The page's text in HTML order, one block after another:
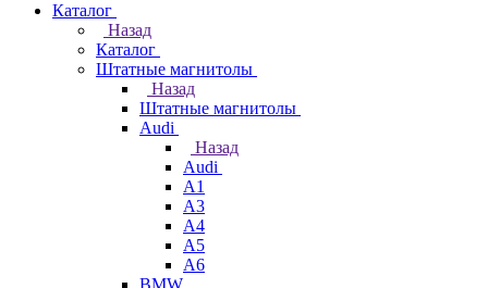
Каталог
Назад
Каталог
Штатные магнитолы
Назад
Штатные магнитолы
Audi
Назад
Audi
A1
A3
A4
A5
A6
BMW